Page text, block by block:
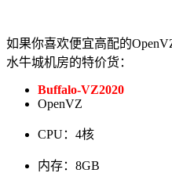
如果你喜欢便宜高配的
水牛城机房的特价货：
Buffalo-VZ2020
OpenVZ
CPU：4核
内存：8GB